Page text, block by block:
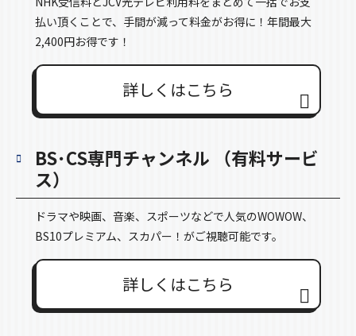
払い頂くことで、手間が減って料金がお得に！年間最大
2,400円お得です！
詳しくはこちら
BS･CS専門チャンネル （有料サービ
ス）
ドラマや映画、音楽、スポーツなどで人気のWOWOW、
BS10プレミアム、スカパー！がご視聴可能です。
詳しくはこちら